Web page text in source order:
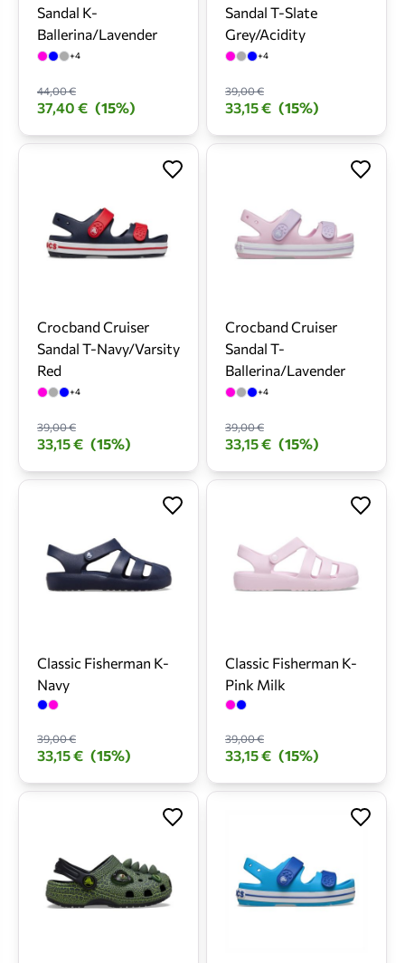
Sandal K-
Ballerina/Lavender
+4
44,00 €
37,40 € (15%)
Sandal T-Slate
Grey/Acidity
+4
39,00 €
33,15 € (15%)
Crocband Cruiser
Sandal T-Navy/Varsity
Red
+4
39,00 €
33,15 € (15%)
Crocband Cruiser
Sandal T-
Ballerina/Lavender
+4
39,00 €
33,15 € (15%)
Classic Fisherman K-
Navy
39,00 €
33,15 € (15%)
Classic Fisherman K-
Pink Milk
39,00 €
33,15 € (15%)